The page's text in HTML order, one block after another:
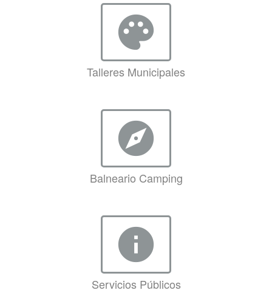
palette
Talleres Municipales
explore
Balneario Camping
info
Servicios Públicos